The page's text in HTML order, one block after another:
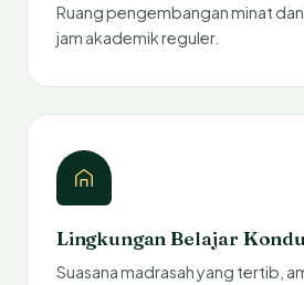
Ruang pengembangan minat
jam akademik reguler.
Lingkungan Belajar
Suasana madrasah yang tertib,